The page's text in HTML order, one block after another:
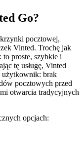
Go?
pocztowej,
Vinted. Trochę jak
to proste, szybkie i
tę usługę, Vinted
użytkownik: brak
pocztowych przed
otwarcia tradycyjnych
opcjach: